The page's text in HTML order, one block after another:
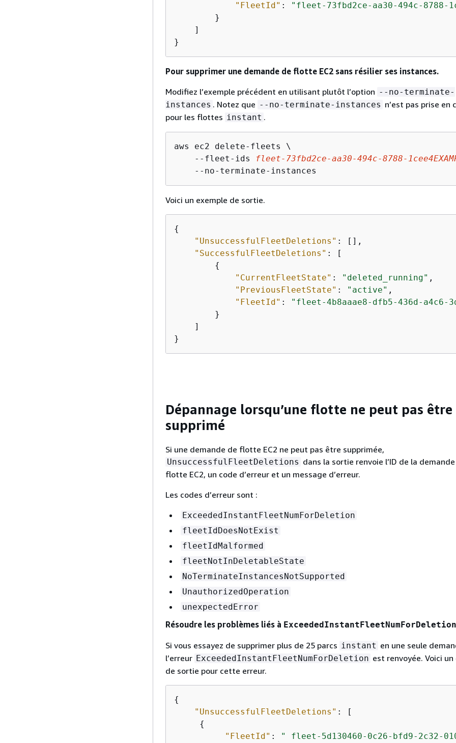
"FleetId" :
"fleet-73fbd2ce-aa30-494c-8788-
        }
    ]
}
Pour supprimer une demande de flotte EC2 sans résilier ses instances.
Modifiez l’exemple précédent en utilisant plutôt l’option --no-terminate-
instances . Notez que --no-terminate-instances n’est pas prise en
pour les flottes instant .
aws ec2 delete-fleets \
    --fleet-ids
fleet-73fbd2ce-aa30-494c-8788-
    --no-terminate-instances
Voici un exemple de sortie.
{
"UnsuccessfulFleetDeletions" : [],
"SuccessfulFleetDeletions" : [
{
"CurrentFleetState" : "deleted_running" ,
"PreviousFleetState" : "active" ,
"FleetId" :
"fleet-4b8aaae8-dfb5-436d-a4c6-
        }
    ]
}
Dépannage lorsqu’une flotte ne peut pas être
supprimé
Si une demande de flotte EC2 ne peut pas être supprimée,
UnsuccessfulFleetDeletions dans la sortie renvoie l’ID de la
flotte EC2, un code d’erreur et un message d’erreur.
Les codes d’erreur sont :
ExceededInstantFleetNumForDeletion
fleetIdDoesNotExist
fleetIdMalformed
fleetNotInDeletableState
NoTerminateInstancesNotSupported
UnauthorizedOperation
unexpectedError
Résoudre les problèmes liés à ExceededInstantFleetNumForDeletion
Si vous essayez de supprimer plus de 25 parcs instant en une seule
l’erreur ExceededInstantFleetNumForDeletion est renvoyée. Voici un
de sortie pour cette erreur.
{
"UnsuccessfulFleetDeletions" : [
{
"FleetId" : " fleet-5d130460-0c26-bfd9-2c32-